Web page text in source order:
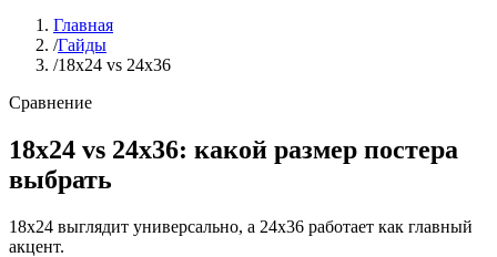
Главная
/Гайды
/18x24 vs 24x36
Сравнение
18x24 vs 24x36: какой размер постера
выбрать
18x24 выглядит универсально, а 24x36 работает как главный
акцент.